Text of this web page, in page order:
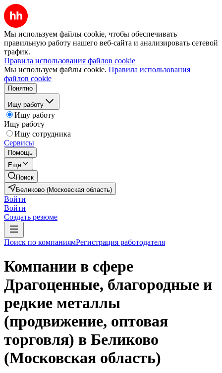
Мы используем файлы cookie, чтобы обеспечивать
правильную работу нашего веб-сайта и анализировать сетевой
трафик.
Правила использования файлов cookie
Мы используем файлы cookie. Правила использования
файлов cookie
Понятно
Ищу работу
Ищу работу
Ищу работу
Ищу сотрудника
Сервисы
Помощь
Ещё
Поиск
Беликово (Московская область)
Войти
Войти
Создать резюме
Поиск по компаниямРегистрация работодателя
Компании в сфере
Драгоценные, благородные и
редкие металлы
(продвижение, оптовая
торговля) в Беликово
(Московская область)